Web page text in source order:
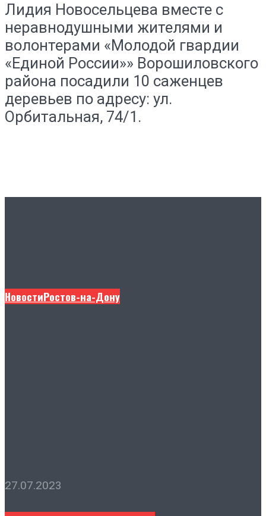
Лидия Новосельцева вместе с
неравнодушными жителями и
волонтерами «Молодой гвардии
«Единой России»» Ворошиловского
района посадили 10 саженцев
деревьев по адресу: ул.
Орбитальная, 74/1.
НовостиРостов-на-Дону
27.07.2023